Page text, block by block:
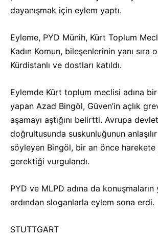
dayanışmak için eylem yaptı.
Eyleme, PYD Münih, Kürt Toplum
Kadın Komun, bileşenlerinin yanı sıra
Kürdistanlı ve dostları katıldı.
Eylemde Kürt toplum meclisi adına
yapan Azad Bingöl, Güven’in açlık
aşamayı aştığını belirtti. Avrupa
doğrultusunda suskunluğunun anlaşılır
söyleyen Bingöl, bir an önce harekete
gerektiği vurgulandı.
PYD ve MLPD adına da konuşmaların
ardından sloganlarla eylem sona erdi.
STUTTGART